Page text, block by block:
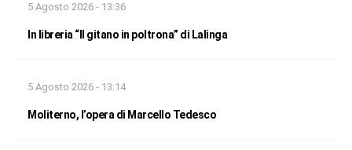
5 Agosto 2026 - 13:36
In libreria “Il gitano in poltrona” di Lalinga
5 Agosto 2026 - 13:14
Moliterno, l’opera di Marcello Tedesco